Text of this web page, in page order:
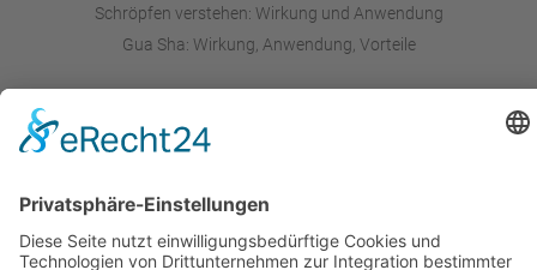
Schröpfen verstehen: Wirkung und Anwendung
Gua Sha: Wirkung, Anwendung, Vorteile